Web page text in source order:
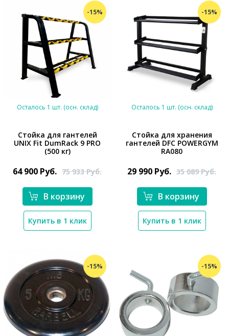
-15%
*}
Осталось 1 шт. (осн. склад)
Стойка для гантелей
UNIX Fit DumRack 9 PRO
(500 кг)
64 900 Руб. 75 933Руб.
В корзину
Купить в 1 клик
-15%
*}
Осталось 1 шт. (осн. склад)
Стойка для хранения
гантелей DFC POWERGYM
RA080
29 990 Руб. 35 089Руб.
В корзину
Купить в 1 клик
-15% -15%